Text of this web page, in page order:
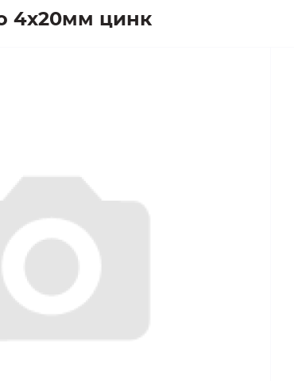
4х20мм цинк